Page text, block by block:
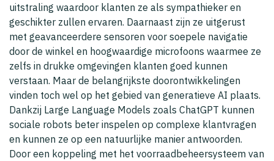
uitstraling waardoor klanten ze als sympathieker en
geschikter zullen ervaren. Daarnaast zijn ze uitgerust
met geavanceerdere sensoren voor soepele navigatie
door de winkel en hoogwaardige microfoons waarmee ze
zelfs in drukke omgevingen klanten goed kunnen
verstaan. Maar de belangrijkste doorontwikkelingen
vinden toch wel op het gebied van generatieve AI plaats.
Dankzij Large Language Models zoals ChatGPT kunnen
sociale robots beter inspelen op complexe klantvragen
en kunnen ze op een natuurlijke manier antwoorden.
Door een koppeling met het voorraadbeheersysteem van